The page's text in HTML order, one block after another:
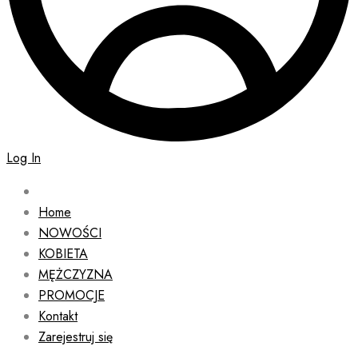
Log In
Home
NOWOŚCI
KOBIETA
MĘŻCZYZNA
PROMOCJE
Kontakt
Zarejestruj się